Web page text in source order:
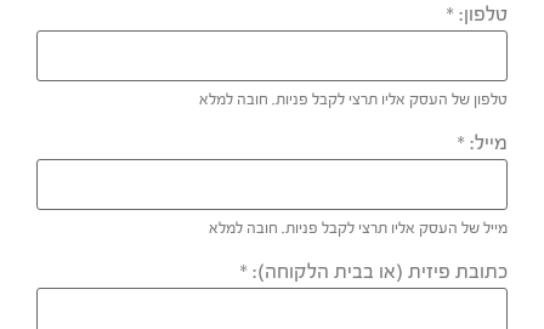
טלפון: *
טלפון של העסק אליו תרצי לקבל פניות. חובה למלא
מייל: *
מייל של העסק אליו תרצי לקבל פניות. חובה למלא
כתובת פיזית (או בבית הלקוחה): *